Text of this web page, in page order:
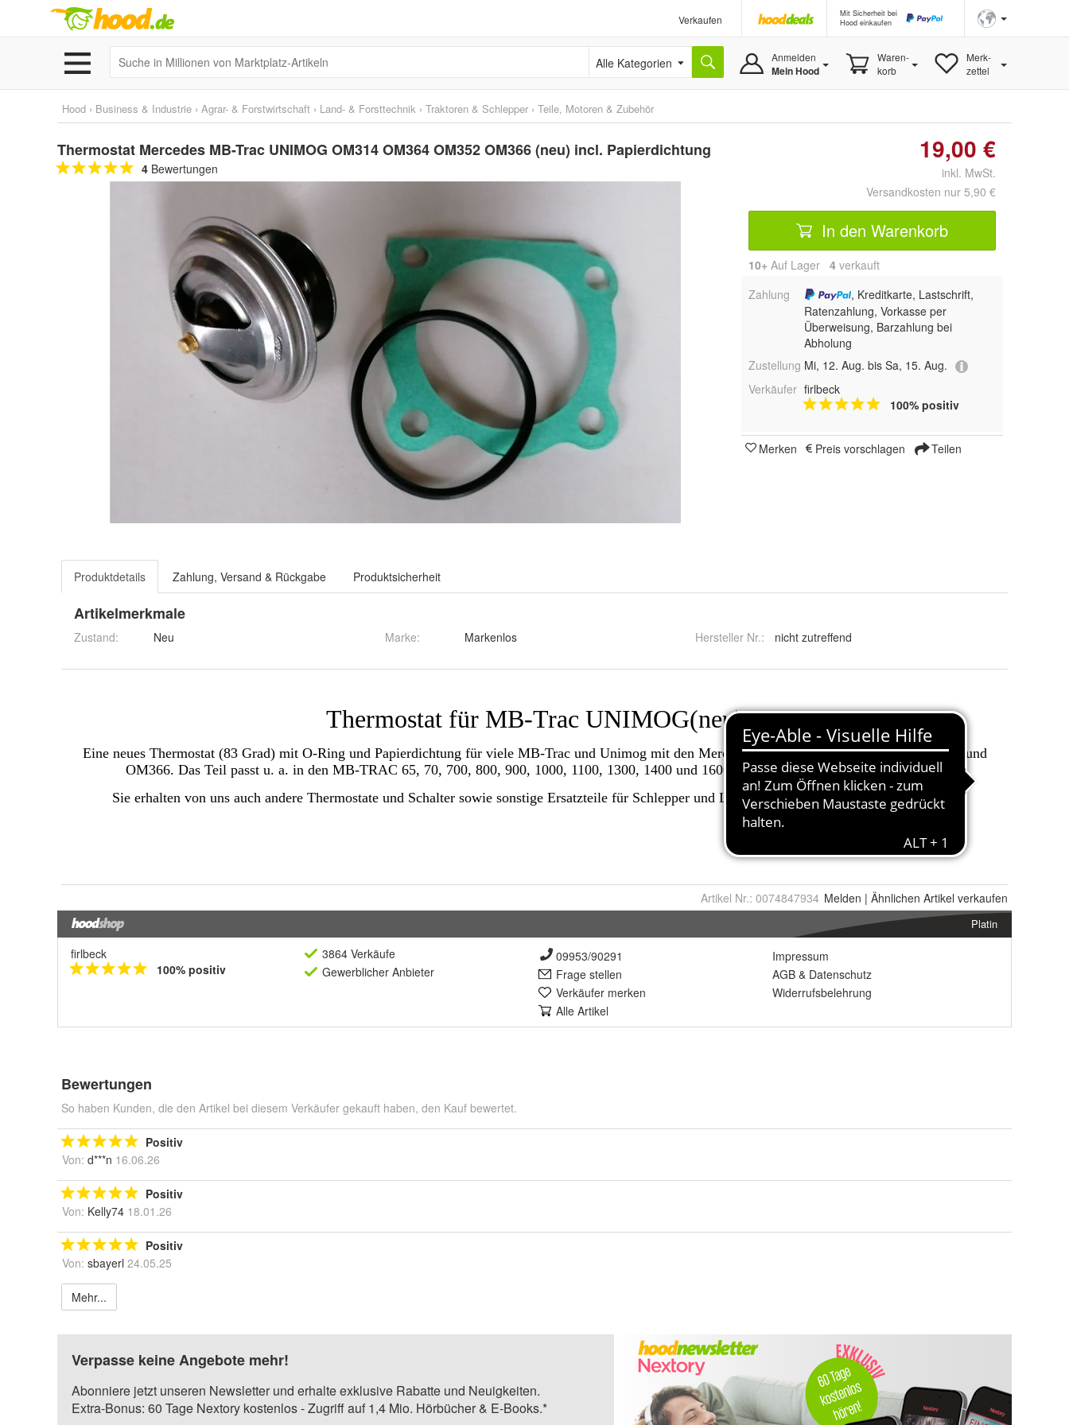
Verkaufen
Mit Sicherheit bei
Hood einkaufen
Alle Kategorien Anmelden
Mein Hood
Waren-
korb
Merk-
zettel
Hood › Business & Industrie › Agrar- & Forstwirtschaft › Land- & Forsttechnik › Traktoren & Schlepper › Teile, Motoren & Zubehör
Thermostat Mercedes MB-Trac UNIMOG OM314 OM364 OM352 OM366 (neu) incl. Papierdichtung
4 Bewertungen
19,00 €
inkl. MwSt.
Versandkosten nur 5,90 €
In den Warenkorb
10+ Auf Lager 4 verkauft
Zahlung
, Kreditkarte, Lastschrift,
Ratenzahlung, Vorkasse per
Überweisung, Barzahlung bei
Abholung
Zustellung Mi, 12. Aug. bis Sa, 15. Aug.
Verkäufer firlbeck
100% positiv
Merken Preis vorschlagen Teilen
Produktdetails Zahlung, Versand & Rückgabe Produktsicherheit
Artikelmerkmale
Zustand: Neu Marke: Markenlos Hersteller Nr.: nicht zutreffend
Artikel Nr.: 0074847934 Melden | Ähnlichen Artikel verkaufen
Platin
firlbeck
100% positiv
3864 Verkäufe
Gewerblicher Anbieter
09953/90291
Frage stellen
Verkäufer merken
Alle Artikel
Impressum
AGB & Datenschutz
Widerrufsbelehrung
Bewertungen
So haben Kunden, die den Artikel bei diesem Verkäufer gekauft haben, den Kauf bewertet.
Positiv
Von: d***n 16.06.26
Positiv
Von: Kelly74 18.01.26
Positiv
Von: sbayerl 24.05.25
Mehr...
Verpasse keine Angebote mehr!
Abonniere jetzt unseren Newsletter und erhalte exklusive Rabatte und Neuigkeiten.
Extra-Bonus: 60 Tage Nextory kostenlos - Zugriff auf 1,4 Mio. Hörbücher & E-Books.*